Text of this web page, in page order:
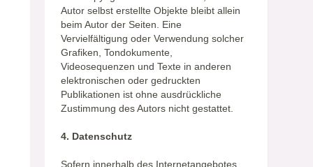
Autor selbst erstellte Objekte bleibt allein
beim Autor der Seiten. Eine
Vervielfältigung oder Verwendung solcher
Grafiken, Tondokumente,
Videosequenzen und Texte in anderen
elektronischen oder gedruckten
Publikationen ist ohne ausdrückliche
Zustimmung des Autors nicht gestattet.
4. Datenschutz
Sofern innerhalb des Internetangebotes